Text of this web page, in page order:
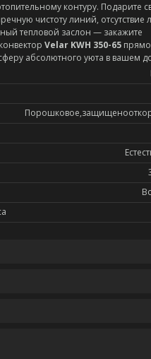
контуру. Подарите
чистоту линий,
тепловой заслон — закажите
Velar KWH 350-65
абсолютного уюта в вашем